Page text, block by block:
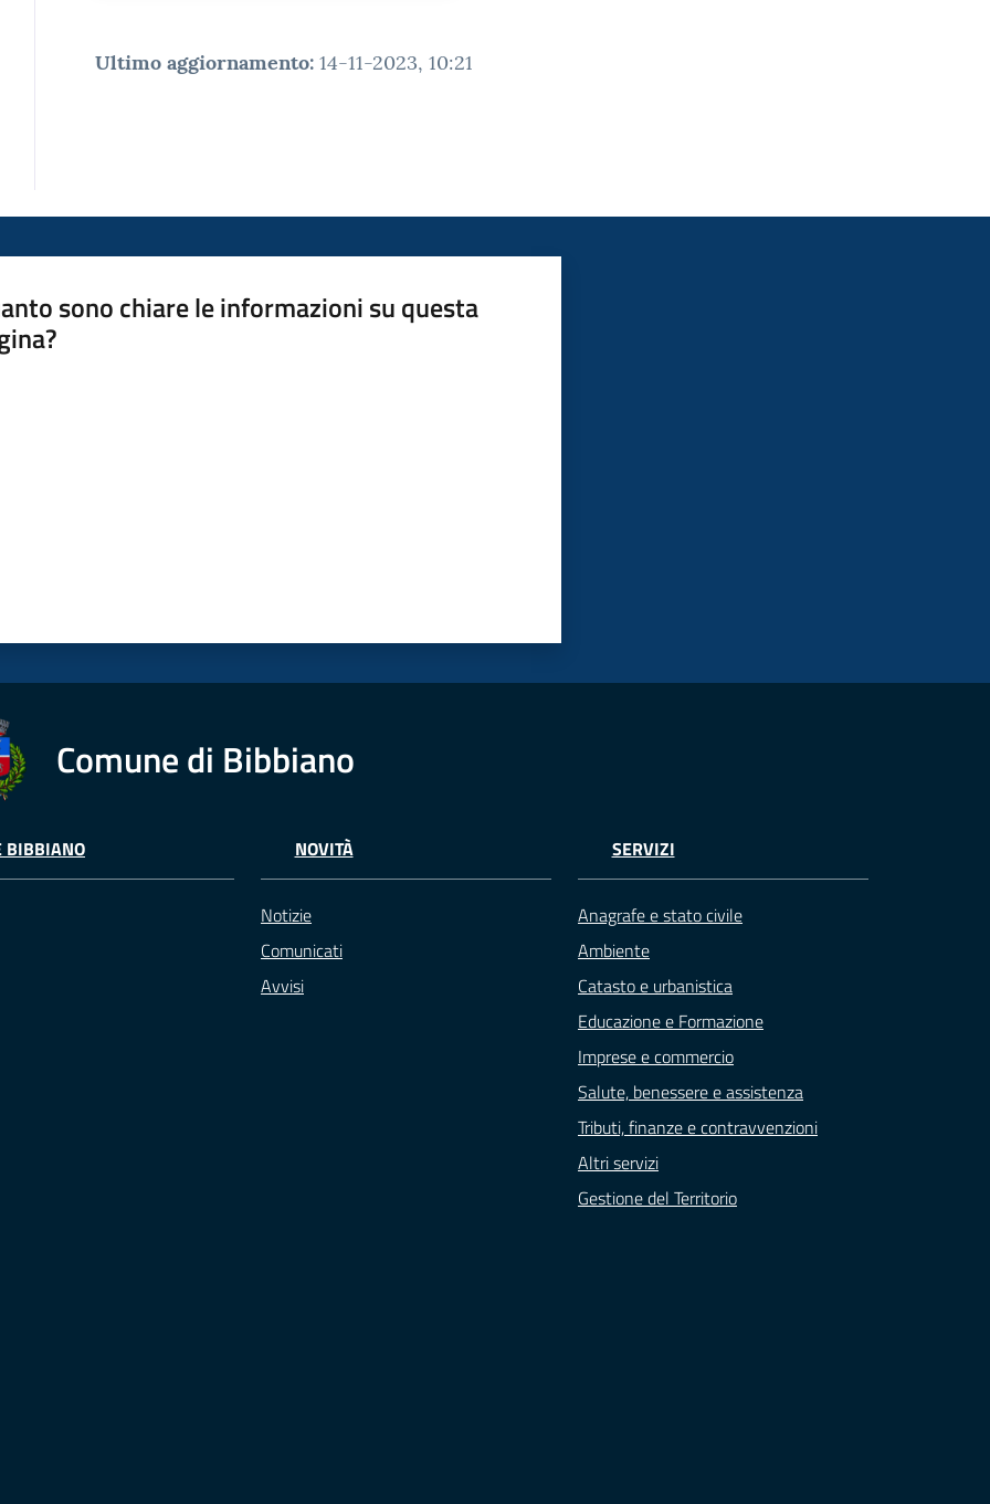
Ultimo aggiornamento: 14-11-2023, 10:21
sono chiare le informazioni su questa
Comune di Bibbiano
BIBBIANO NOVITÀ
Notizie
Comunicati
Avvisi
SERVIZI
Anagrafe e stato civile
Ambiente
Catasto e urbanistica
Educazione e Formazione
Imprese e commercio
Salute, benessere e assistenza
Tributi, finanze e contravvenzioni
Altri servizi
Gestione del Territorio